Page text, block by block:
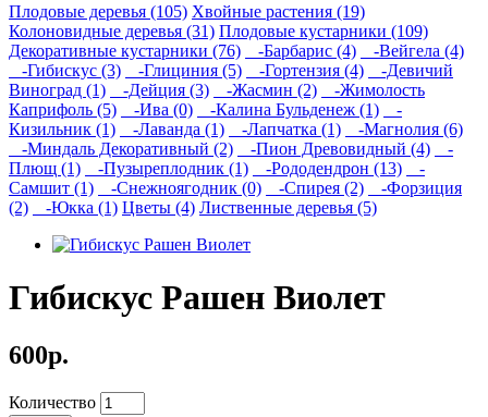
Плодовые деревья (105) Хвойные растения (19)
Колоновидные деревья (31) Плодовые кустарники (109)
Декоративные кустарники (76)
-Барбарис (4)
-Вейгела (4)
-Гибискус (3)
-Глициния (5) -Гортензия (4)
-Девичий
Виноград (1)
-Дейция (3) -Жасмин (2)
-Жимолость
Каприфоль (5)
-Ива (0) -Калина Бульденеж (1)
-
Кизильник (1)
-Лаванда (1) -Лапчатка (1)
-Магнолия (6)
-Миндаль Декоративный (2)
-Пион Древовидный (4)
-
Плющ (1)
-Пузыреплодник (1) -Рододендрон (13)
-
Самшит (1)
-Снежноягодник (0) -Спирея (2)
-Форзиция
(2)
-Юкка (1) Цветы (4) Лиственные деревья (5)
Гибискус Рашен Виолет
600р.
Количество